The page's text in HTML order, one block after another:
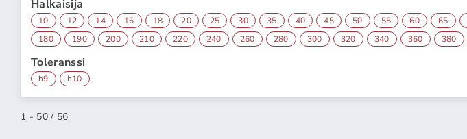
Halkaisija
10 12 14 16 18 20 25 30 35 40 45 50 55 60 65
180
190 200 210 220 240 260 280 300 320 340 360 380
Toleranssi
h9 h10
1 - 50 / 56